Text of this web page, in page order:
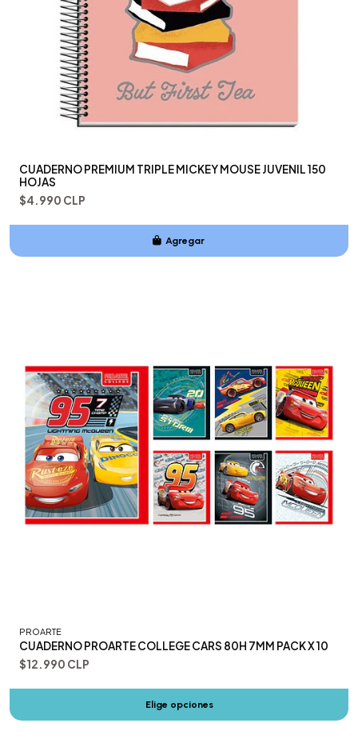
CUADERNO PREMIUM TRIPLE MICKEY MOUSE JUVENIL 150
HOJAS
$4.990 CLP
Agregar
PROARTE
CUADERNO PROARTE COLLEGE CARS 80H 7MM PACK X 10
$12.990 CLP
Elige opciones